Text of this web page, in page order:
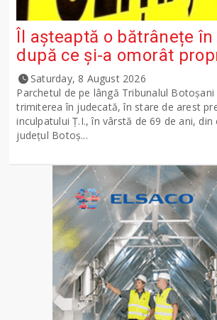
Îl așteaptă o bătrânețe
după ce și-a omorât
Saturday, 8 August 2026
Parchetul de pe lângă Tribunalul Botoşani
trimiterea în judecată, în stare de arest
inculpatului Ț.I., în vârstă de 69 de ani,
județul Botoș...